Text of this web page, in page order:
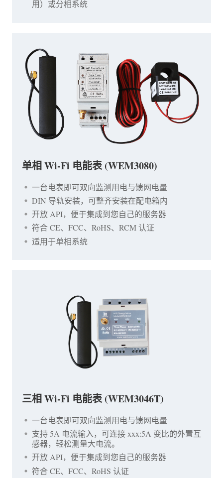
用）或分相系统
单相 Wi-Fi 电能表 (WEM3080)
一台电表即可双向监测用电与馈网电量
DIN 导轨安装，可整齐安装在配电箱内
开放 API，便于集成到您自己的服务器
符合 CE、FCC、RoHS、RCM 认证
适用于单相系统
三相 Wi-Fi 电能表 (WEM3046T)
一台电表即可双向监测用电与馈网电量
支持 5A 电流输入，可连接 xxx:5A 变比的外置互
感器，轻松测量大电流。
开放 API，便于集成到您自己的服务器
符合 CE、FCC、RoHS 认证